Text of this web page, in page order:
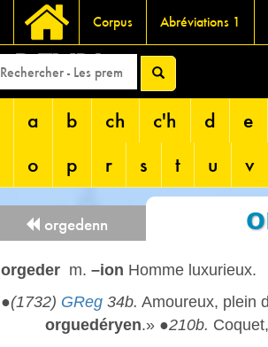
Corpus Abréviations 1
DEVRI
a b ch c'h d
e
o
p r s t u v
orgedenn
orgeder m. –ion Homme luxurieux.
●(1732) GReg 34b. Amoureux, plein
orguedéryen.» ●210b.